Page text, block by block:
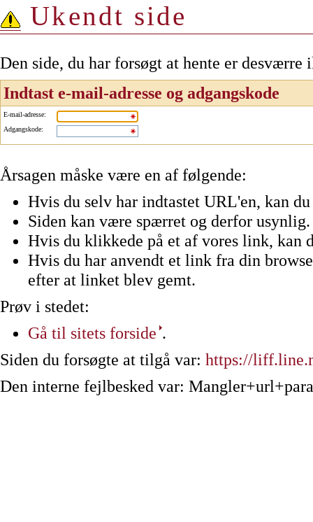
Ukendt side
Den side, du har forsøgt at hente er
Indtast e-mail-adresse og adgangskode
E-mail-adresse:
Adgangskode:
Årsagen måske være en af følgende:
Hvis du selv har indtastet URL'en, kan
Siden kan være spærret og derfor usynlig.
Hvis du klikkede på et af vores link, kan
Hvis du har anvendt et link fra din
efter at linket blev gemt.
Prøv i stedet:
Gå til sitets forside .
Siden du forsøgte at tilgå var: https://
Den interne fejlbesked var: